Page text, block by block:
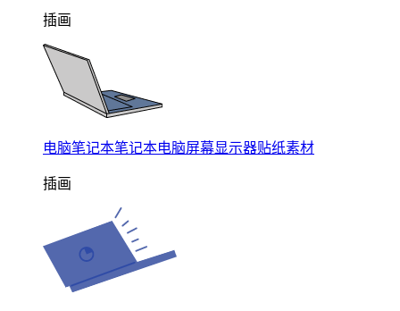
插画
电脑笔记本笔记本电脑屏幕显示器贴纸素材
插画